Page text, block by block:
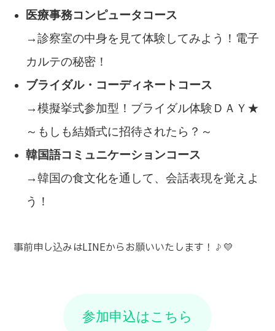
医療事務コンピュータコース
→診察室の中身を見て体験してみよう！電子
カルテの秘密！
ブライダル・コーディネートコース
→模擬挙式参加型！ブライダル体験ＤＡＹ★
～もしも結婚式に招待されたら？～
韓国語コミュニケーションコース
→韓国の食文化を通して、会話表現を覚えよ
う！
事前申し込みはLINEからお願いいたします！♪💛
参加申込はこちら